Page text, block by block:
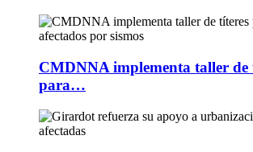
CMDNNA implementa taller de
para…